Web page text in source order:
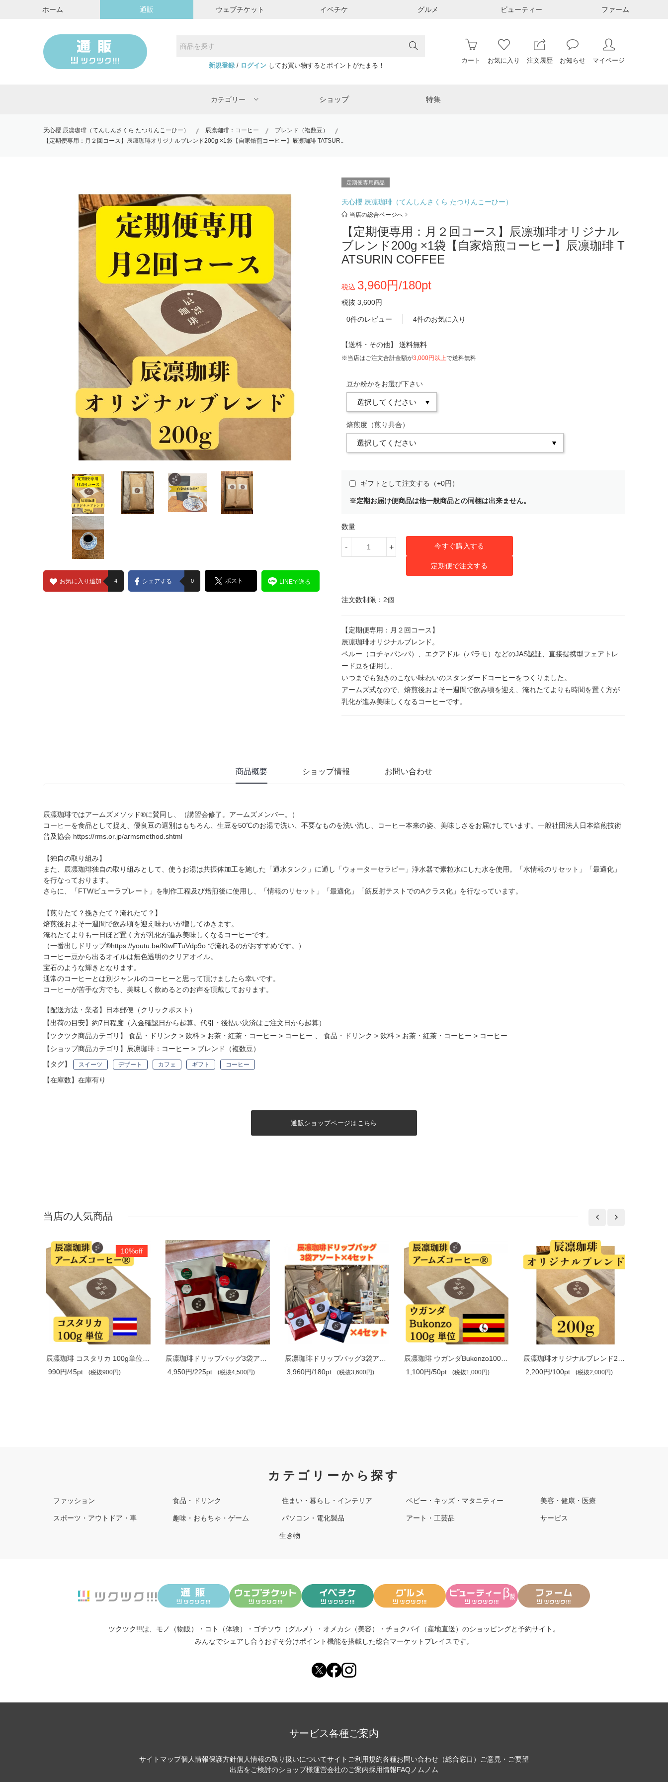
ホーム 通販 ウェブチケット イベチケ グルメ ビューティー ファーム
新規登録/ ログインしてお買い物するとポイントがたまる！
カート お気に入り 注文履歴 お知らせ マイページ
カテゴリー ショップ 特集
天心櫻 辰凛珈琲（てんしんさくら たつりんこーひー） 辰凛珈琲：コーヒー
ブレンド（複数豆）
【定期便専用：月２回コース】辰凛珈琲オリジナルブレンド200g ×1袋【自家焙煎コーヒー】辰凛珈琲 TATSUR..
お気に入り追加 4 シェアする 0 ポスト LINEで送る
定期便専用商品
天心櫻 辰凛珈琲（てんしんさくら たつりんこーひー）
当店の総合ページへ
【定期便専用：月２回コース】辰凛珈琲オリジナル
ブレンド200g ×1袋【自家焙煎コーヒー】辰凛珈琲 T
ATSURIN COFFEE
税込 3,960円/180pt
税抜 3,600円
0件のレビュー 4件のお気に入り
【送料・その他】 送料無料
※当店はご注文合計金額が3,000円以上で送料無料
豆か粉かをお選び下さい
焙煎度（煎り具合）
ギフトとして注文する（+0円）
※定期お届け便商品は他一般商品との同梱は出来ません。
数量
- + 今すぐ購入する
定期便で注文する
注文数制限：2個
【定期便専用：月２回コース】
辰凛珈琲オリジナルブレンド。
ペルー（コチャパンパ）、エクアドル（パラモ）などのJAS認証、直接提携型フェアトレ
ード豆を使用し、
いつまでも飽きのこない味わいのスタンダードコーヒーをつくりました。
アームズ式なので、焙煎後およそ一週間で飲み頃を迎え、淹れたてよりも時間を置く方が
乳化が進み美味しくなるコーヒーです。
商品概要 ショップ情報 お問い合わせ
辰凛珈琲ではアームズメソッド®︎に賛同し、（講習会修了。アームズメンバー。）
コーヒーを食品として捉え、優良豆の選別はもちろん、生豆を50℃のお湯で洗い、不要なものを洗い流し、コーヒー本来の姿、美味しさをお届けしています。一般社団法人日本焙煎技術
普及協会 https://rms.or.jp/armsmethod.shtml
【独自の取り組み】
また、辰凛珈琲独自の取り組みとして、使うお湯は共振体加工を施した「通水タンク」に通し「ウォーターセラピー」浄水器で素粒水にした水を使用。「水情報のリセット」「最適化」
を行なっております。
さらに、「FTWビューラプレート」を制作工程及び焙煎後に使用し、「情報のリセット」「最適化」「筋反射テストでのAクラス化」を行なっています。
【煎りたて？挽きたて？淹れたて？】
焙煎後およそ一週間で飲み頃を迎え味わいが増してゆきます。
淹れたてよりも一日ほど置く方が乳化が進み美味しくなるコーヒーです。
（一番出しドリップ®https://youtu.be/KtwFTuVdp9o で淹れるのがおすすめです。）
コーヒー豆から出るオイルは無色透明のクリアオイル。
宝石のような輝きとなります。
通常のコーヒーとは別ジャンルのコーヒーと思って頂けましたら幸いです。
コーヒーが苦手な方でも、美味しく飲めるとのお声を頂戴しております。
【配送方法・業者】日本郵便（クリックポスト）
【出荷の目安】約7日程度（入金確認日から起算。代引・後払い決済はご注文日から起算）
【ツクツク商品カテゴリ】 食品・ドリンク > 飲料 > お茶・紅茶・コーヒー > コーヒー 食品・ドリンク > 飲料 > お茶・紅茶・コーヒー > コーヒー
【ショップ商品カテゴリ】
辰凛珈琲：コーヒー > ブレンド（複数豆）
【タグ】
スイーツ デザート カフェ ギフト コーヒー
【在庫数】在庫有り
通販ショップページはこちら
当店の人気商品
10%off
辰凛珈琲 コスタリカ 100g単位（フェアト..
990円/45pt
(税抜900円)
辰凛珈琲ドリップバッグ3袋アソート×5セ..
4,950円/225pt
(税抜4,500円)
辰凛珈琲ドリップバッグ3袋アソート×4セ..
3,960円/180pt
(税抜3,600円)
辰凛珈琲 ウガンダBukonzo100g単位（フェ..
1,100円/50pt
(税抜1,000円)
辰凛珈琲オリジナルブレンド200g ×1袋【..
2,200円/100pt
(税抜2,000円)
カテゴリーから探す
ファッション 食品・ドリンク 住まい・暮らし・インテリア ベビー・キッズ・マタニティー 美容・健康・医療
スポーツ・アウトドア・車 趣味・おもちゃ・ゲーム パソコン・電化製品 アート・工芸品 サービス
生き物
ツクツク!!!は、 モノ（物販） ・ コト（体験） ・ ゴチソウ（グルメ） ・ オメカシ（美容） ・ チョクバイ（産地直送） のショッピングと予約サイト。
みんなでシェアし合う おすそ分けポイント機能を搭載した総合マーケットプレイスです。
サービス各種ご案内
サイトマップ個人情報保護方針個人情報の取り扱いについてサイトご利用規約各種お問い合わせ（総合窓口） ご意見・ご要望
出店をご検討のショップ様運営会社のご案内採用情報FAQノムノム